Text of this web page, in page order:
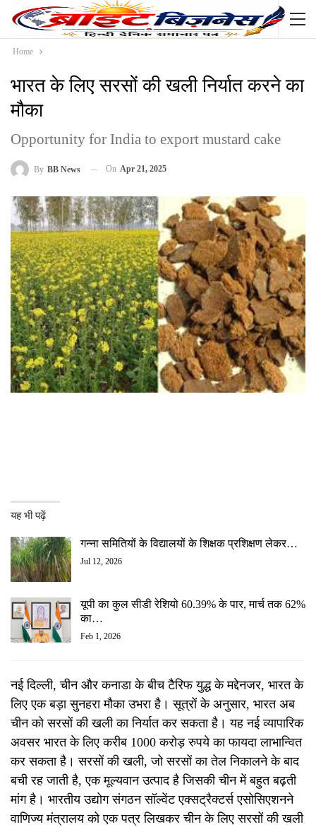
Home
भारत के लिए सरसों की खली निर्यात करने का
मौका
Opportunity for India to export mustard cake
By BB News On Apr 21, 2025
यह भी पढ़ें
गन्ना समितियों के विद्यालयों के शिक्षक प्रशिक्षण लेकर…
Jul 12, 2026
यूपी का कुल सीडी रेशियो 60.39% के पार, मार्च तक 62%
का…
Feb 1, 2026
नई दिल्ली, चीन और कनाडा के बीच टैरिफ युद्ध के मद्देनजर, भारत के
लिए एक बड़ा सुनहरा मौका उभरा है। सूत्रों के अनुसार, भारत अब
चीन को सरसों की खली का निर्यात कर सकता है। यह नई व्यापारिक
अवसर भारत के लिए करीब 1000 करोड़ रुपये का फायदा लाभान्वित
कर सकता है। सरसों की खली, जो सरसों का तेल निकालने के बाद
बची रह जाती है, एक मूल्यवान उत्पाद है जिसकी चीन में बहुत बढ़ती
मांग है। भारतीय उद्योग संगठन सॉल्वेंट एक्सट्रैक्टर्स एसोसिएशनने
वाणिज्य मंत्रालय को एक पत्र लिखकर चीन के लिए सरसों की खली